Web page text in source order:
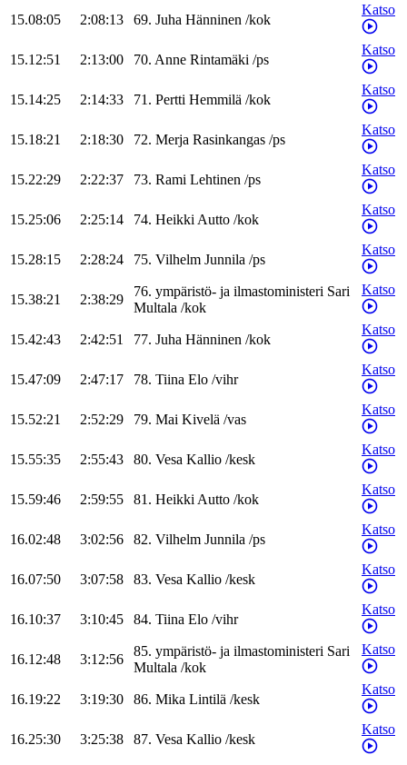
15.08:05 2:08:13 69. Juha Hänninen /kok
Katso
15.12:51 2:13:00 70. Anne Rintamäki /ps
Katso
15.14:25 2:14:33 71. Pertti Hemmilä /kok
Katso
15.18:21 2:18:30 72. Merja Rasinkangas /ps
Katso
15.22:29 2:22:37 73. Rami Lehtinen /ps
Katso
15.25:06 2:25:14 74. HeikkiAutto /kok
Katso
15.28:15 2:28:24 75. Vilhelm Junnila /ps
Katso
15.38:21 2:38:29
76. ympäristö- ja ilmastoministeri Sari
Multala /kok
Katso
15.42:43 2:42:51 77. Juha Hänninen /kok
Katso
15.47:09 2:47:17 78. Tiina Elo /vihr
Katso
15.52:21 2:52:29 79. Mai Kivelä /vas
Katso
15.55:35 2:55:43 80. Vesa Kallio /kesk
Katso
15.59:46 2:59:55 81. HeikkiAutto /kok
Katso
16.02:48 3:02:56 82. Vilhelm Junnila /ps
Katso
16.07:50 3:07:58 83. Vesa Kallio /kesk
Katso
16.10:37 3:10:45 84. Tiina Elo /vihr
Katso
16.12:48 3:12:56
85. ympäristö- ja ilmastoministeri Sari
Multala /kok
Katso
16.19:22 3:19:30 86. Mika Lintilä /kesk
Katso
16.25:30 3:25:38 87. Vesa Kallio /kesk
Katso